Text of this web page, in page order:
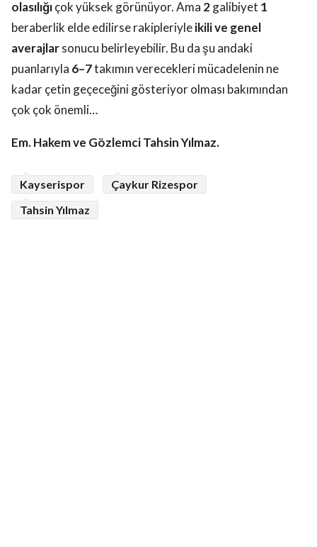
olasılığıçok yüksek görünüyor. Ama 2galibiyet 1
beraberlik elde edilirse rakipleriyleikili ve genel
averajlarsonucu belirleyebilir. Bu da şu andaki
puanlarıyla 6–7takımın verecekleri mücadelenin ne
kadar çetin geçeceğini gösteriyor olması bakımından
çok çok önemli…
Em. Hakem ve Gözlemci Tahsin Yılmaz.
Kayserispor
Çaykur Rizespor
Tahsin Yılmaz